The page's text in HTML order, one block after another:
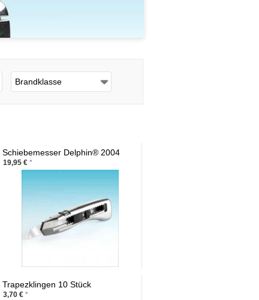
Brandklasse
Schiebemesser Delphin® 2004
19,95 € *
Trapezklingen 10 Stück
3,70 € *